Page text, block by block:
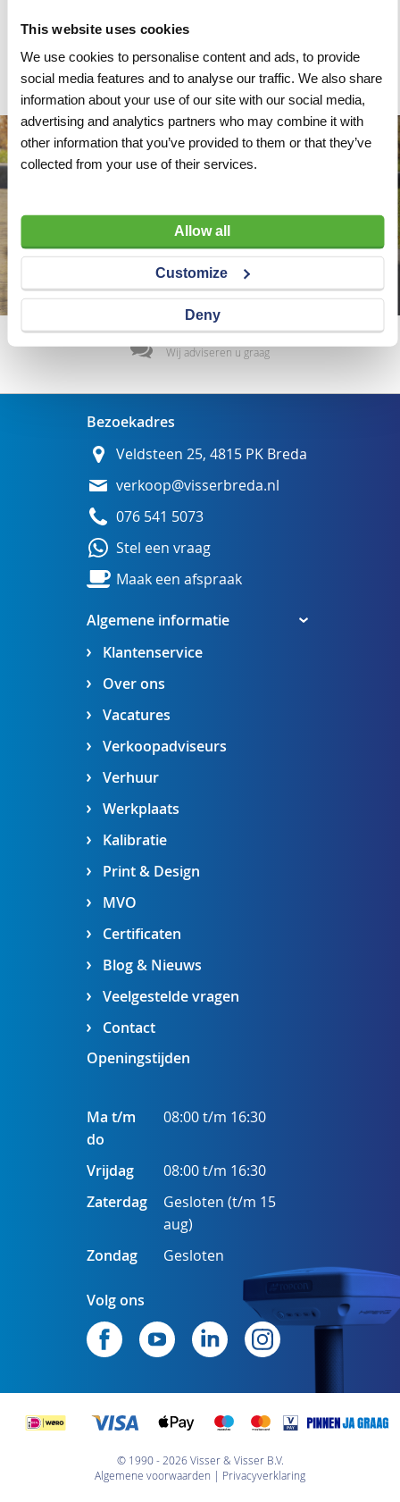
This website uses cookies
We use cookies to personalise content and ads, to provide
social media features and to analyse our traffic. We also share
information about your use of our site with our social media,
advertising and analytics partners who may combine it with
other information that you’ve provided to them or that they’ve
collected from your use of their services.
Allow all
Customize
Deny
Kleur
Wij adviseren u graag
Algemene informatie
Klantenservice
Over ons
Vacatures
Verkoopadviseurs
Verhuur
Werkplaats
Kalibratie
Print & Design
MVO
Certificaten
Blog & Nieuws
Veelgestelde vragen
Contact
Bezoekadres
Veldsteen 25, 4815 PK Breda
verkoop@visserbreda.nl
076 541 5073
Stel een vraag
Maak een afspraak
Openingstijden
Ma t/m
do
08:00 t/m 16:30
Vrijdag
08:00 t/m 16:30
Zaterdag
Gesloten (t/m 15
aug)
Zondag
Gesloten
Volg ons
© 1990 - 2026 Visser & Visser B.V.
Algemene voorwaarden
Privacyverklaring